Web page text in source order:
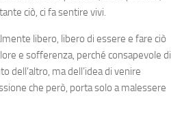
ciò, ci fa sentire vivi.
libero, libero di essere e fare ciò
e sofferenza, perché consapevole di
dell’altro, ma dell’idea di venire
che però, porta solo a malessere